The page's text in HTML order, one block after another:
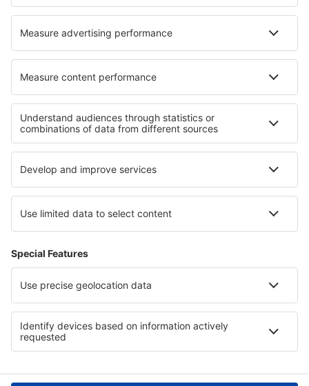
Hoteluri în Montecarlo Hoteluri în Jimei
Cele mai bune hoteluri - regiuni
Hoteluri in Sardinia Hoteluri în Riviera Veneţiană
Hoteluri in Marche Hoteluri in Italy - ski
Hoteluri în Cinque Terre Hoteluri in Tortuguero National Park
Hoteluri Smolyan province Hoteluri în Paphos